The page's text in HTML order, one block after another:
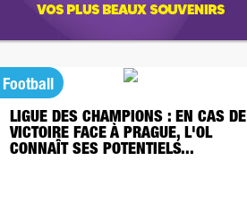
Football
LIGUE DES CHAMPIONS : EN CAS DE
VICTOIRE FACE À PRAGUE, L'OL
CONNAÎT SES POTENTIELS...